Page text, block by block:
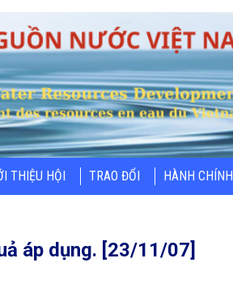
THIỆU HỘI TRAO ĐỔI HÀNH CHÍNH
áp dụng. [23/11/07]